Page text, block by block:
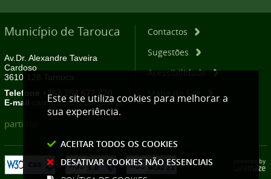
Município de Tarouca
Av.Dr. Alexandre Taveira
Cardoso
3610-128 Tarouca
Telefone +351 254 677 420
E-mail
camara@cm-tarouca.pt
Contactos
Sugestões
Acessibilidade
Mapa do Site
partilhar
Este site utiliza cookies para melhorar a
sua experiência.
ACEITAR TODOS OS COOKIES
DESATIVAR COOKIES NÃO ESSENCIAIS